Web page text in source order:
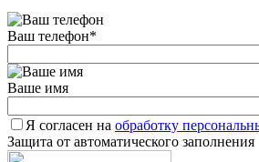
Ваш телефон*
Ваше имя
Я согласен на обработку
Защита от автоматического заполнения